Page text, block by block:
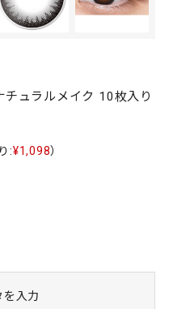
チュラルメイク 10枚入り
:¥1,098）
を入力